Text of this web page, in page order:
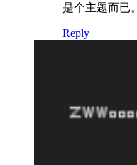
是个主题而已。
Reply